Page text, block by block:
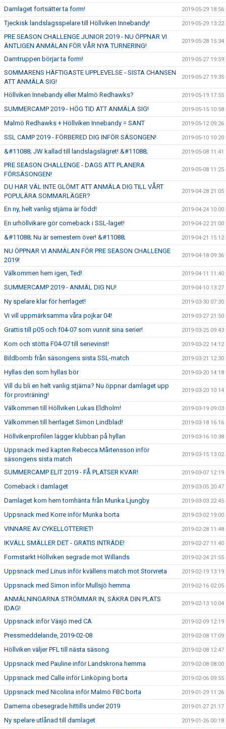
Damlaget fortsätter ta form! 2019-05-29 18:56
Tjeckisk landslagsspelare till Höllviken Innebandy! 2019-05-29 13:22
PRE SEASON CHALLENGE JUNIOR 2019 - NU ÖPPNAR VI
ÄNTLIGEN ANMÄLAN FÖR VÅR NYA TURNERING!
2019-05-28 15:34
Damtruppen börjar ta form! 2019-05-27 19:59
SOMMARENS HÄFTIGASTE UPPLEVELSE - SISTA CHANSEN
ATT ANMÄLA SIG!
2019-05-27 19:35
Höllviken Innebandy eller Malmö Redhawks? 2019-05-19 17:55
SUMMERCAMP 2019 - HÖG TID ATT ANMÄLA SIG! 2019-05-15 10:58
Malmö Redhawks + Höllviken Innebandy = SANT 2019-05-12 09:26
SSL CAMP 2019 - FÖRBERED DIG INFÖR SÄSONGEN! 2019-05-10 10:20
&#11088; JW kallad till landslagslägret! &#11088; 2019-05-08 11:41
PRE SEASON CHALLENGE - DAGS ATT PLANERA
FÖRSÄSONGEN!
2019-05-08 11:25
DU HAR VÄL INTE GLÖMT ATT ANMÄLA DIG TILL VÅRT
POPULÄRA SOMMARLÄGER?
2019-04-28 21:05
En ny, helt vanlig stjärna är född! 2019-04-24 10:00
En urhöllvikare gör comeback i SSL-laget! 2019-04-22 21:00
&#11088; Nu är semestern över! &#11088; 2019-04-21 15:12
NU ÖPPNAR VI ANMÄLAN FÖR PRE SEASON CHALLENGE
2019!
2019-04-18 09:36
Välkommen hem igen, Ted! 2019-04-11 11:40
SUMMERCAMP 2019 - ANMÄL DIG NU! 2019-04-10 13:27
Ny spelare klar för herrlaget! 2019-03-30 07:30
Vi vill uppmärksamma våra pojkar 04! 2019-03-27 21:50
Grattis till p05 och f04-07 som vunnit sina serier! 2019-03-25 09:43
Kom och stötta F04-07 till serievinst! 2019-03-22 14:12
Bildbomb från säsongens sista SSL-match 2019-03-21 12:30
Hyllas den som hyllas bör 2019-03-20 14:18
Vill du bli en helt vanlig stjärna? Nu öppnar damlaget upp
för provträning!
2019-03-20 10:14
Välkommen till Höllviken Lukas Eldholm! 2019-03-19 09:03
Välkommen till herrlaget Simon Lindblad! 2019-03-18 16:16
Höllvikenprofilen lägger klubban på hyllan 2019-03-16 10:38
Uppsnack med kapten Rebecca Mårtensson inför
säsongens sista match
2019-03-15 13:02
SUMMERCAMP ELIT 2019 - FÅ PLATSER KVAR! 2019-03-07 12:19
Comeback i damlaget 2019-03-05 20:47
Damlaget kom hem tomhänta från Munka Ljungby 2019-03-03 22:45
Uppsnack med Korre inför Munka borta 2019-03-02 19:00
VINNARE AV CYKELLOTTERIET! 2019-02-28 11:48
IKVÄLL SMÄLLER DET - GRATIS INTRÄDE! 2019-02-27 11:40
Formstarkt Höllviken segrade mot Willands 2019-02-24 21:55
Uppsnack med Linus inför kvällens match mot Storvreta 2019-02-19 13:19
Uppsnack med Simon inför Mullsjö hemma 2019-02-16 02:05
ANMÄLNINGARNA STRÖMMAR IN, SÄKRA DIN PLATS
IDAG!
2019-02-13 10:04
Uppsnack inför Växjö med CA 2019-02-09 12:19
Pressmeddelande, 2019-02-08 2019-02-08 17:09
Höllviken väljer PFL till nästa säsong 2019-02-08 12:47
Uppsnack med Pauline inför Landskrona hemma 2019-02-08 08:00
Uppsnack med Calle inför Linköping borta 2019-02-06 09:55
Uppsnack med Nicolina inför Malmö FBC borta 2019-01-29 11:26
Damerna obesegrade hittills under 2019 2019-01-27 21:17
Ny spelare utlånad till damlaget 2019-01-26 00:18